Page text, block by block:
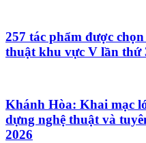
257 tác phẩm được
thuật khu vực V lần thứ
Khánh Hòa: Khai mạc
dựng nghệ thuật và
2026